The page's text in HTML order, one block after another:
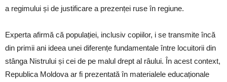
a regimului și de justificare a prezenței ruse în regiune.
Experta afirmă că populației, inclusiv copiilor, i se transmite încă
din primii ani ideea unei diferențe fundamentale între locuitorii din
stânga Nistrului și cei de pe malul drept al râului. În acest context,
Republica Moldova ar fi prezentată în materialele educaționale